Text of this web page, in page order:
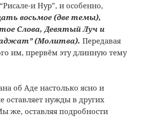
и Нур”, и особенно,
восьмое (две темы),
Слова, Девятый Луч и
(Молитва). Передавая
им, прервём эту длинную тему
об Аде настолько ясно и
оставляет нужды в других
же, оставляя подробности